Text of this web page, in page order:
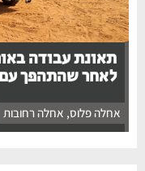
תאונת עבודה
לאחר שהתהפך עם
אחלה פלוס, אחלה רחובות